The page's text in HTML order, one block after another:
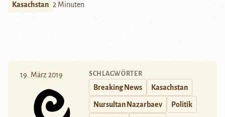
Kasachstan 2 Minuten
19. März 2019 SCHLAGWÖRTER
Breaking News Kasachstan
Nursultan Nazarbaev Politik